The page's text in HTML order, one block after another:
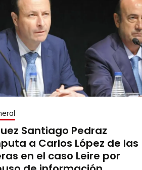
Santiago Pedraz
a Carlos López de las
en el caso Leire por